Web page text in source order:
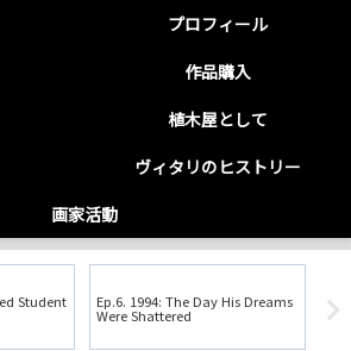
プロフィール
作品購入
植木屋として
ヴィタリのヒストリー
画家活動
Student Ep.6. 1994: The Day His Dreams
Were Shattered
第